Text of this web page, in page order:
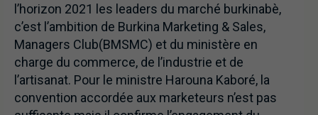
l’horizon 2021 les leaders du marché burkinabè,
c’est l’ambition de Burkina Marketing & Sales,
Managers Club(BMSMC) et du ministère en
charge du commerce, de l’industrie et de
l’artisanat. Pour le ministre Harouna Kaboré, la
convention accordée aux marketeurs n’est pas